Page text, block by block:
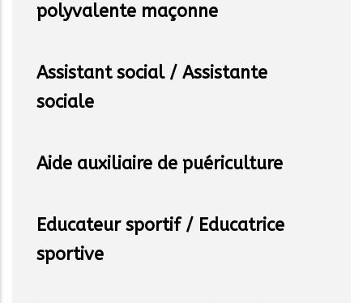
polyvalente maçonne
Assistant social / Assistante
sociale
Aide auxiliaire de puériculture
Educateur sportif / Educatrice
sportive